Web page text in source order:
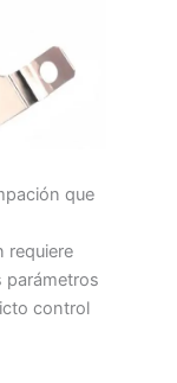
que
requiere
parámetros
control